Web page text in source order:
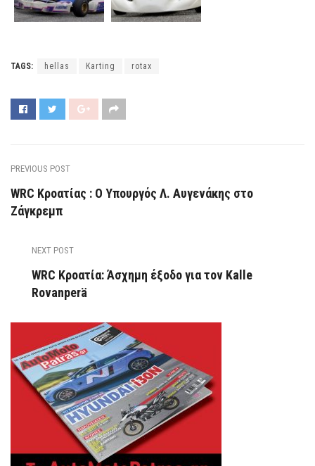
TAGS: hellas Karting rotax
PREVIOUS POST
WRC Κροατίας : Ο Υπουργός Λ. Αυγενάκης στο
Ζάγκρεμπ
NEXT POST
WRC Κροατία: Άσχημη έξοδο για τον Kalle
Rovanperä